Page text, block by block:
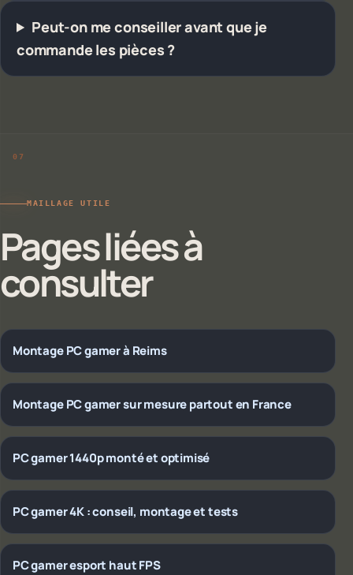
Peut-on me conseiller avant que je
commande les pièces ?
MAILLAGE UTILE
Pages liées à
consulter
Montage PC gamer à Reims
Montage PC gamer sur mesure partout en France
PC gamer 1440p monté et optimisé
PC gamer 4K : conseil, montage et tests
PC gamer esport haut FPS